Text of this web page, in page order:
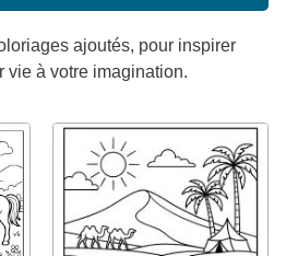
ajoutés, pour inspirer
vie à votre imagination.